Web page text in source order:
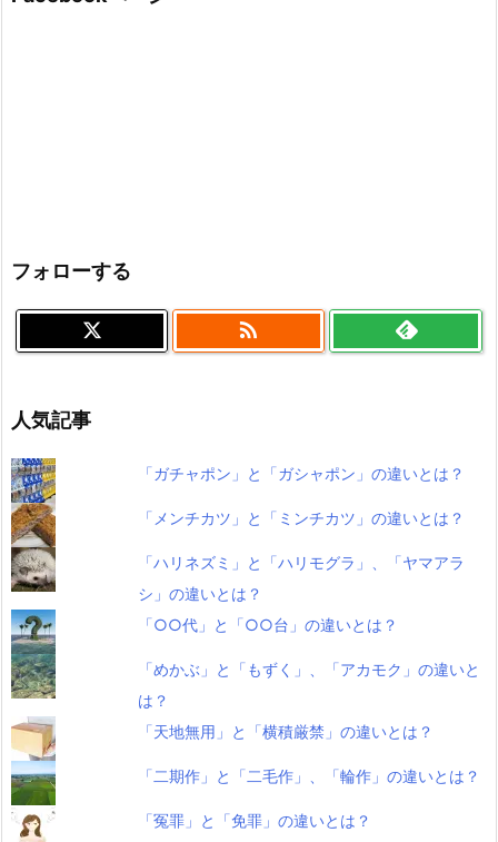
フォローする

人気記事
「ガチャポン」と「ガシャポン」の違いとは？
「メンチカツ」と「ミンチカツ」の違いとは？
「ハリネズミ」と「ハリモグラ」、「ヤマアラ
シ」の違いとは？
「○○代」と「○○台」の違いとは？
「めかぶ」と「もずく」、「アカモク」の違いと
は？
「天地無用」と「横積厳禁」の違いとは？
「二期作」と「二毛作」、「輪作」の違いとは？
「冤罪」と「免罪」の違いとは？